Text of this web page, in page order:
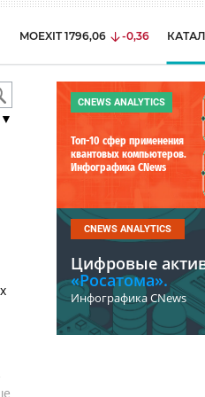
MOEXIT 1796,06 -0,36
▼
CNEWS ANALYTICS
Топ-10 сфер применения
квантовых компьютеров.
Инфографика CNews
CNEWS ANALYTICS
Цифровые
«Росатома».
Инфографика CNews